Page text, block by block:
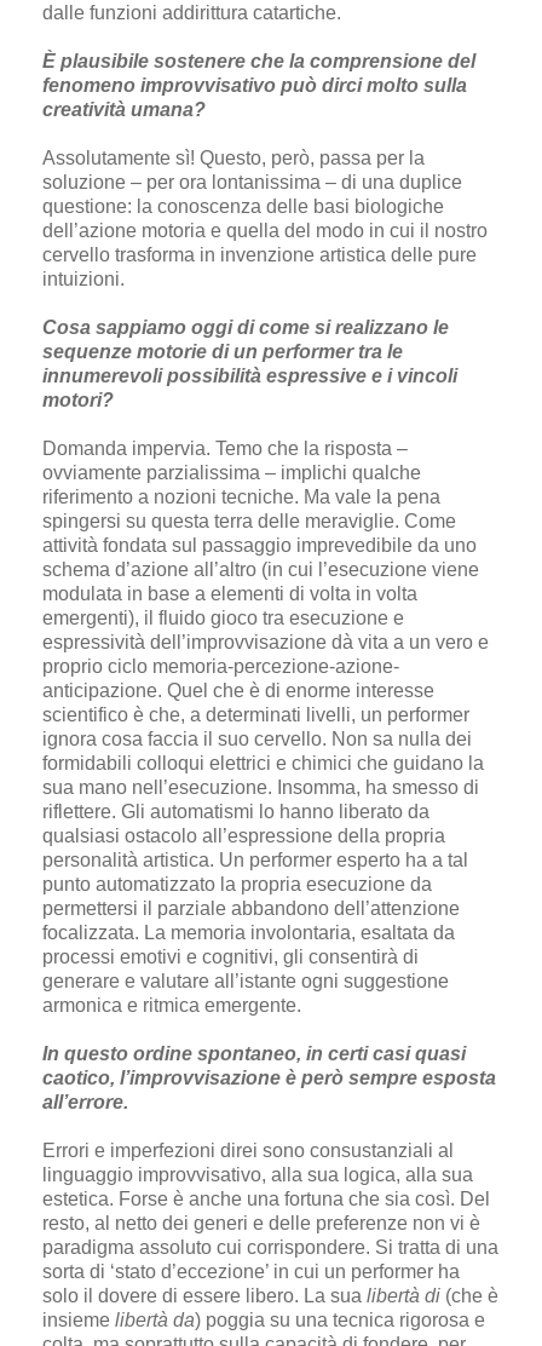
dalle funzioni addirittura catartiche.
È plausibile sostenere che la comprensione del
fenomeno improvvisativo può dirci molto sulla
creatività umana?
Assolutamente sì! Questo, però, passa per la
soluzione – per ora lontanissima – di una duplice
questione: la conoscenza delle basi biologiche
dell’azione motoria e quella del modo in cui il nostro
cervello trasforma in invenzione artistica delle pure
intuizioni.
Cosa sappiamo oggi di come si realizzano le
sequenze motorie di un performer tra le
innumerevoli possibilità espressive e i vincoli
motori?
Domanda impervia. Temo che la risposta –
ovviamente parzialissima – implichi qualche
riferimento a nozioni tecniche. Ma vale la pena
spingersi su questa terra delle meraviglie. Come
attività fondata sul passaggio imprevedibile da uno
schema d’azione all’altro (in cui l’esecuzione viene
modulata in base a elementi di volta in volta
emergenti), il fluido gioco tra esecuzione e
espressività dell’improvvisazione dà vita a un vero e
proprio ciclo memoria-percezione-azione-
anticipazione. Quel che è di enorme interesse
scientifico è che, a determinati livelli, un performer
ignora cosa faccia il suo cervello. Non sa nulla dei
formidabili colloqui elettrici e chimici che guidano la
sua mano nell’esecuzione. Insomma, ha smesso di
riflettere. Gli automatismi lo hanno liberato da
qualsiasi ostacolo all’espressione della propria
personalità artistica. Un performer esperto ha a tal
punto automatizzato la propria esecuzione da
permettersi il parziale abbandono dell’attenzione
focalizzata. La memoria involontaria, esaltata da
processi emotivi e cognitivi, gli consentirà di
generare e valutare all’istante ogni suggestione
armonica e ritmica emergente.
In questo ordine spontaneo, in certi casi quasi
caotico, l’improvvisazione è però sempre esposta
all’errore.
Errori e imperfezioni direi sono consustanziali al
linguaggio improvvisativo, alla sua logica, alla sua
estetica. Forse è anche una fortuna che sia così. Del
resto, al netto dei generi e delle preferenze non vi è
paradigma assoluto cui corrispondere. Si tratta di una
sorta di ‘stato d’eccezione’ in cui un performer ha
solo il dovere di essere libero. La sua libertà di (che è
insieme libertà da) poggia su una tecnica rigorosa e